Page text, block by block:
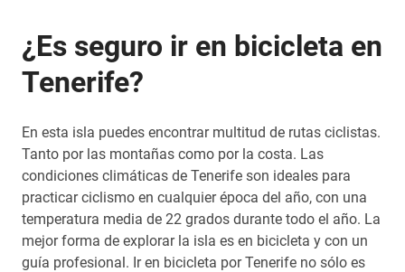
¿Es seguro ir en bicicleta en
Tenerife?
En esta isla puedes encontrar multitud de rutas ciclistas.
Tanto por las montañas como por la costa. Las
condiciones climáticas de Tenerife son ideales para
practicar ciclismo en cualquier época del año, con una
temperatura media de 22 grados durante todo el año. La
mejor forma de explorar la isla es en bicicleta y con un
guía profesional. Ir en bicicleta por Tenerife no sólo es